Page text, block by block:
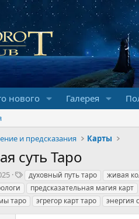
нового Галерея
и предсказания Карты
суть Таро
Т
е
г
и
духовный путь таро живая
предсказательная магия карт
таро
эгрегор карт таро энергия